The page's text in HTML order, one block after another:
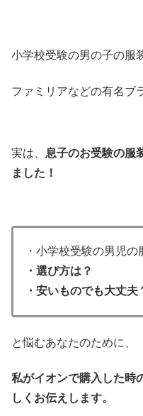
小学校受験の男の子の服
ファミリアなどの有名ブ
実は、 息子のお受験の服
ました！
・小学校受験の男児
・選び方は？
・安いものでも大丈夫
と悩むあなたのために、
私がイオンで購入した時
しくお伝えします。